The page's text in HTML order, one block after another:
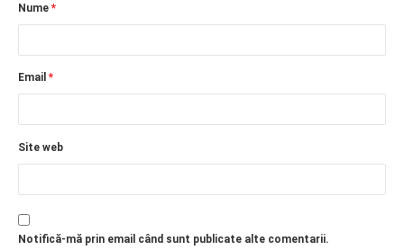
Nume *
Email *
Site web
Notifică-mă prin email când sunt publicate alte comentarii.